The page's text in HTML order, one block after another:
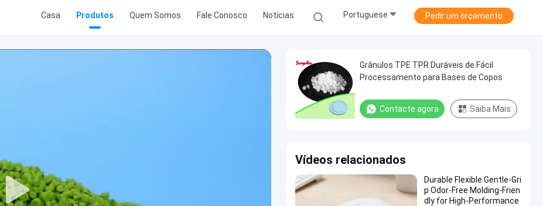
Casa Produtos Quem Somos Fale Conosco Notícias Portuguese Pedir um orçamento
Grânulos TPE TPR Duráveis ​​de Fácil
Processamento para Bases de Copos
Contacte agora Saiba Mais
Vídeos relacionados
Durable Flexible Gentle-Gri
p Odor-Free Molding-Frien
dly for High-Performance